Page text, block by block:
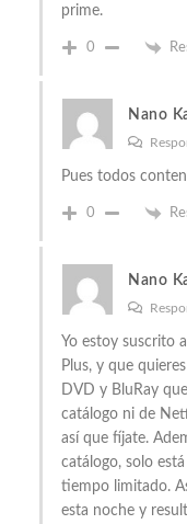
prime.
0
Nano
Pues todos
0
Nano
Yo estoy suscrito
Plus, y que
DVD y BluRay
catálogo ni de
así que fíjate.
catálogo, solo
tiempo limitado.
esta noche y